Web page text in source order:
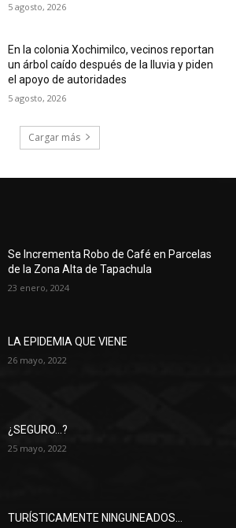
5 agosto, 2026
En la colonia Xochimilco, vecinos reportan
un árbol caído después de la lluvia y piden
el apoyo de autoridades
5 agosto, 2026
Cargar más
Se Incrementa Robo de Café en Parcelas
de la Zona Alta de Tapachula
23 enero, 2024
LA EPIDEMIA QUE VIENE
26 mayo, 2022
¿SEGURO…?
25 mayo, 2022
TURÍSTICAMENTE NINGUNEADOS…